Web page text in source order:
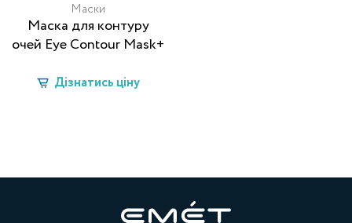
Маски
Маска для контуру
очей Eye Contour Mask+
Дізнатись ціну